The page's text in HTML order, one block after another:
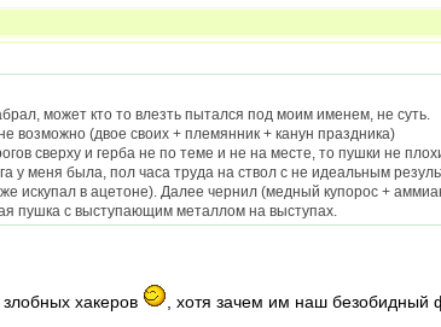
может кто то влезть пытался под моим именем, не суть.
возможно (двое своих + племянник + канун праздника)
сверху и герба не по теме и не на месте, то пушки не
у меня была, пол часа труда на ствол с не идеальным
искупал в ацетоне). Далее чернил (медный купорос +
пушка с выступающим металлом на выступах.
хакеров
, хотя зачем им наш безобидный